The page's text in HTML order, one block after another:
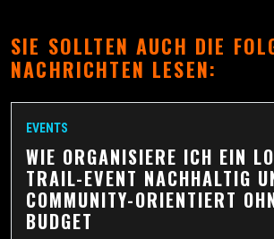
SIE SOLLTEN AUCH DIE
NACHRICHTEN LESEN:
EVENTS
WIE ORGANISIERE ICH EIN
TRAIL-EVENT NACHHALTIG
COMMUNITY-ORIENTIERT
BUDGET